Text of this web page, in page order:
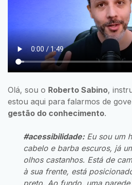
Olá, sou o Roberto Sabino,
estou aqui para falarmos de
gestão do conhecimento.
#acessibilidade:Eu sou um
cabelo e barba escuros, já
olhos castanhos. Está de
à sua frente, está
preto. Ao fundo, uma